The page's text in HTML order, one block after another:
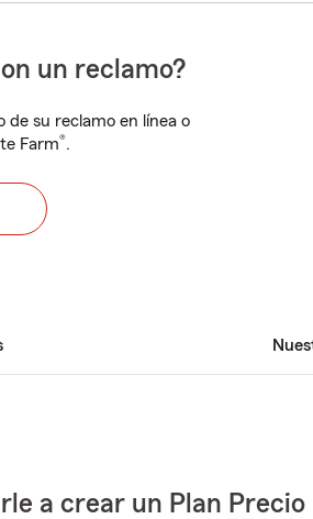
un reclamo?
de su reclamo en línea o
Farm®.
a crear un Plan Precio